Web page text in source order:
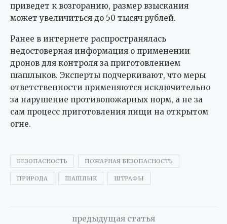
приведет к возгоранию, размер взыскания
может увеличиться до 50 тысяч рублей.
Ранее в интернете распространялась
недостоверная информация о применении
дронов для контроля за приготовлением
шашлыков. Эксперты подчеркивают, что меры
ответственности применяются исключительно
за нарушение противопожарных норм, а не за
сам процесс приготовления пищи на открытом
огне.
БЕЗОПАСНОСТЬ ПОЖАРНАЯ БЕЗОПАСНОСТЬ
ПРИРОДА ШАШЛЫК ШТРАФЫ
предыдущая статья